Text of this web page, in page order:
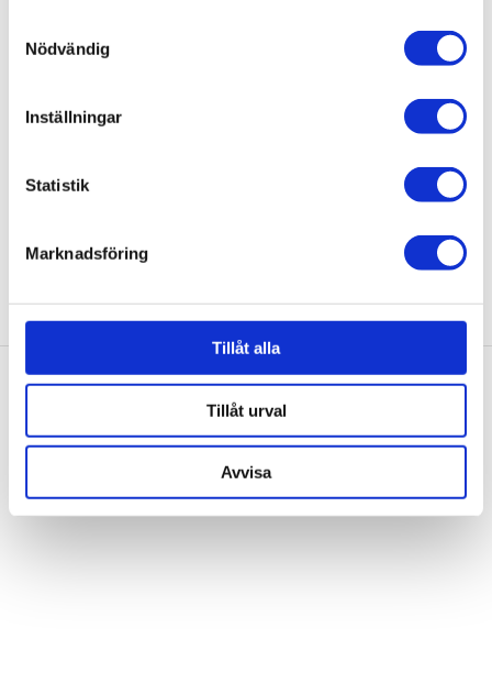
kan ha en noggrannhet på upp till flera meter
Ta reda på mer om hur dina personliga uppgifter
Du kan ändra eller dra tillbaka ditt samtycke när som
Vi använder enhetsidentifierare för att anpassa innehållet
för sociala medier och analysera vår trafik. Vi
vidarebefordrar även sådana identifierare och annan
information från din enhet till de sociala medier och
Dessa kan i sin tur kombinera informationen med annan
information som du har tillhandahållit eller som de har
samlat in när du har använt deras tjänster.
Nödvändig
Inställningar
Statistik
Marknadsföring
Tillåt alla
Tillåt urval
Avvisa
Extension Tråd - Blonde
Extremt slitstark tråd som räcker till flera förlängningar. Du
169,00 kr